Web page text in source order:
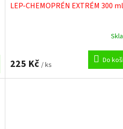
LEP-CHEMOPRÉN EXTRÉM 300 ml
225 Kč / ks Do